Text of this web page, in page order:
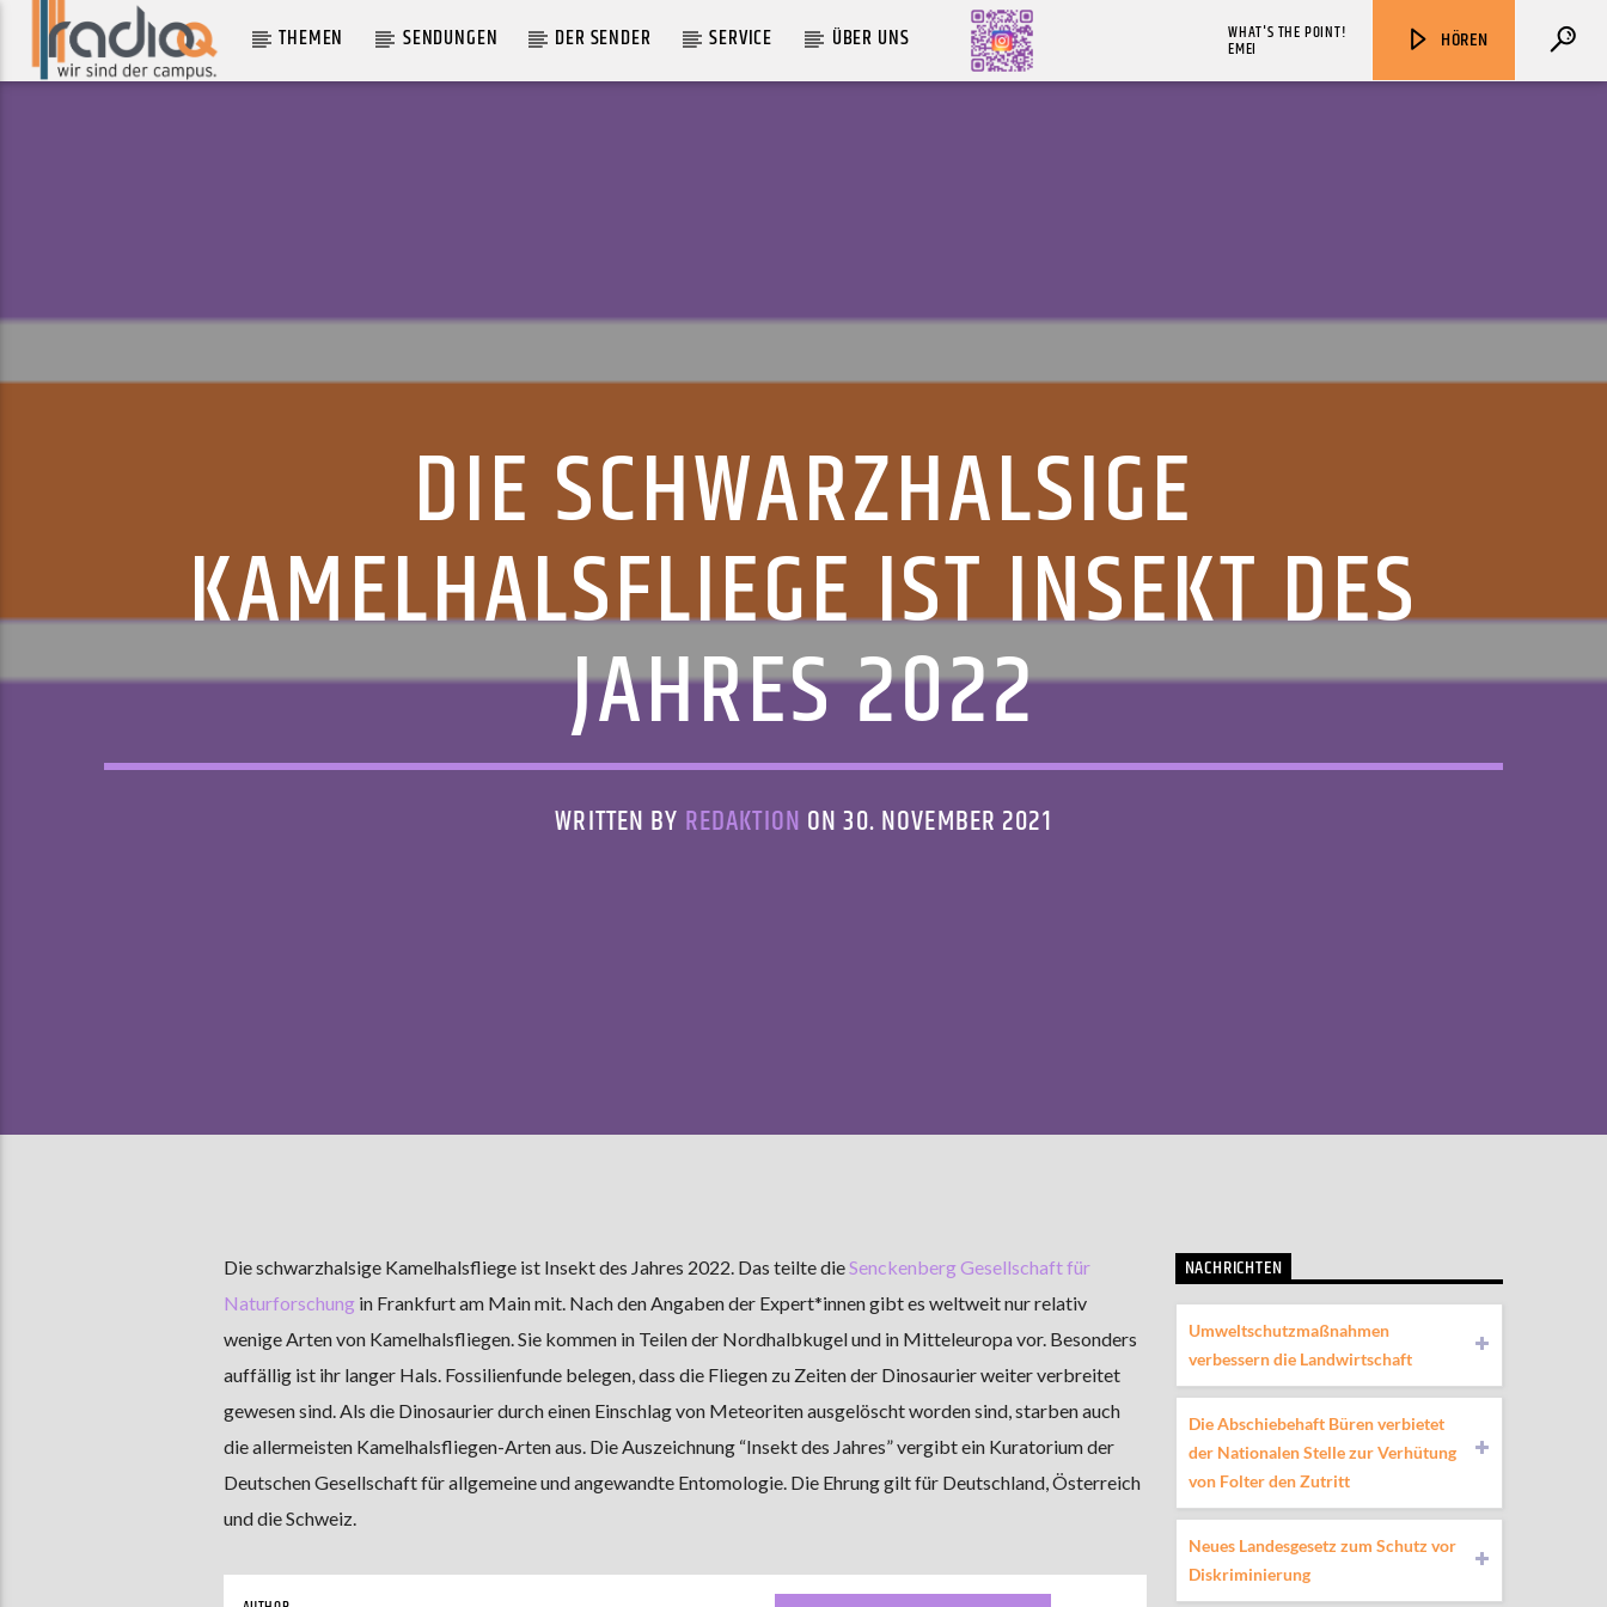
THEMEN SENDUNGEN DER SENDER SERVICE ÜBER UNS HÖREN
WHAT'S THE POINT!
EMEI
DIE SCHWARZHALSIGE
KAMELHALSFLIEGE IST INSEKT DES
JAHRES 2022
WRITTEN BY REDAKTION ON 30. NOVEMBER 2021
Die schwarzhalsige Kamelhalsfliege ist Insekt des Jahres 2022. Das teilte dieSenckenberg Gesellschaft für
Naturforschungin Frankfurt am Main mit. Nach den Angaben der Expert*innen gibt es weltweit nur relativ
wenige Arten von Kamelhalsfliegen. Sie kommen in Teilen der Nordhalbkugel und in Mitteleuropa vor. Besonders
auffällig ist ihr langer Hals. Fossilienfunde belegen, dass die Fliegen zu Zeiten der Dinosaurier weiter verbreitet
gewesen sind. Als die Dinosaurier durch einen Einschlag von Meteoriten ausgelöscht worden sind, starben auch
die allermeisten Kamelhalsfliegen-Arten aus. Die Auszeichnung “Insekt des Jahres” vergibt ein Kuratorium der
Deutschen Gesellschaft für allgemeine und angewandte Entomologie. Die Ehrung gilt für Deutschland, Österreich
und die Schweiz.
NACHRICHTEN
Umweltschutzmaßnahmen
verbessern die Landwirtschaft
Die Abschiebehaft Büren verbietet
der Nationalen Stelle zur Verhütung
von Folter den Zutritt
Neues Landesgesetz zum Schutz vor
Diskriminierung